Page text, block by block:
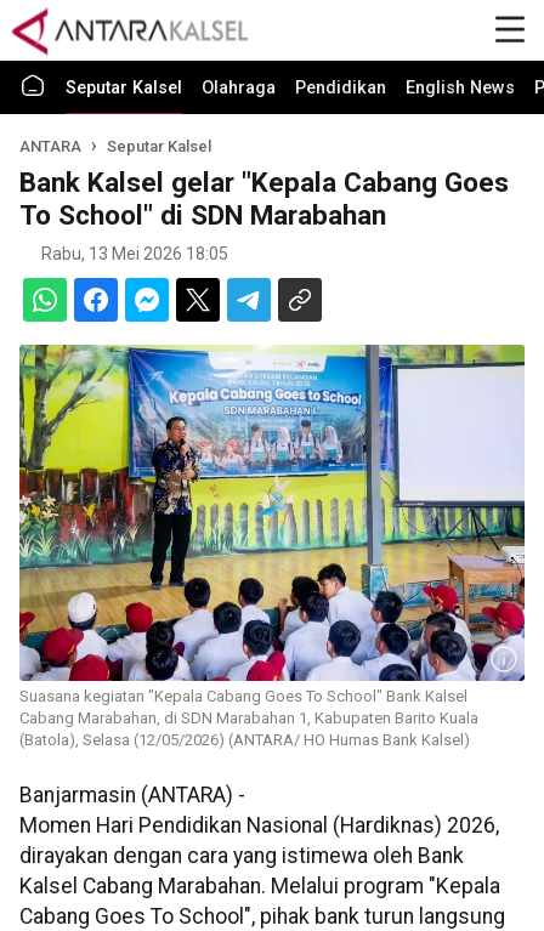
Seputar Kalsel Olahraga Pendidikan English News
ANTARA Seputar Kalsel
Bank Kalsel gelar "Kepala Cabang Goes
To School" di SDN Marabahan
Rabu, 13 Mei 2026 18:05
Suasana kegiatan "Kepala Cabang Goes To School" Bank Kalsel
Cabang Marabahan, di SDN Marabahan 1, Kabupaten Barito Kuala
(Batola), Selasa (12/05/2026) (ANTARA/ HO Humas Bank Kalsel)
Banjarmasin (ANTARA) -
Momen Hari Pendidikan Nasional (Hardiknas) 2026,
dirayakan dengan cara yang istimewa oleh Bank
Kalsel Cabang Marabahan. Melalui program "Kepala
Cabang Goes To School", pihak bank turun langsung